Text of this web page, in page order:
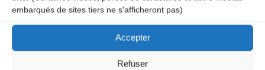
embarqués de sites tiers ne s'afficheront pas)
Accepter
Refuser
Save my name, email, and site URL in my browser for next
time I post a comment.
Ce site utilise Akismet pour réduire les indésirables.